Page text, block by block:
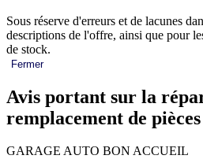
Sous réserve d'erreurs et de lacunes
descriptions de l'offre, ainsi que pour
de stock.
Fermer
Avis portant sur la
remplacement de
GARAGE AUTO BON ACCUEIL